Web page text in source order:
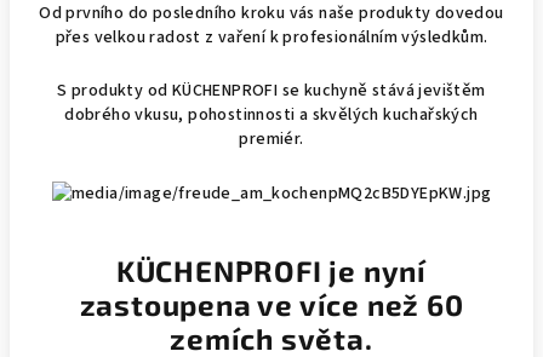
Od prvního do posledního kroku vás naše produkty dovedou
přes velkou radost z vaření k profesionálním výsledkům.
S produkty od KÜCHENPROFI se kuchyně stává jevištěm
dobrého vkusu, pohostinnosti a skvělých kuchařských
premiér.
KÜCHENPROFI je nyní
zastoupena ve více než 60
zemích světa.